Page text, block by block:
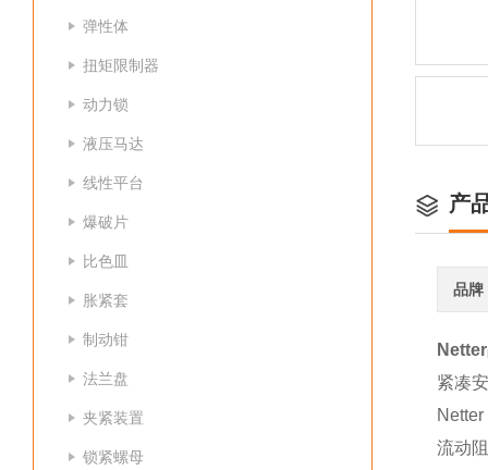
弹性体
扭矩限制器
动力锁
液压马达
线性平台
爆破片
比色皿
胀紧套
制动钳
法兰盘
夹紧装置
锁紧螺母
产
品牌
紧凑
流动